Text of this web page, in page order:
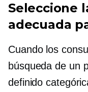
Seleccione
adecuada
Cuando los
búsqueda de un
definido